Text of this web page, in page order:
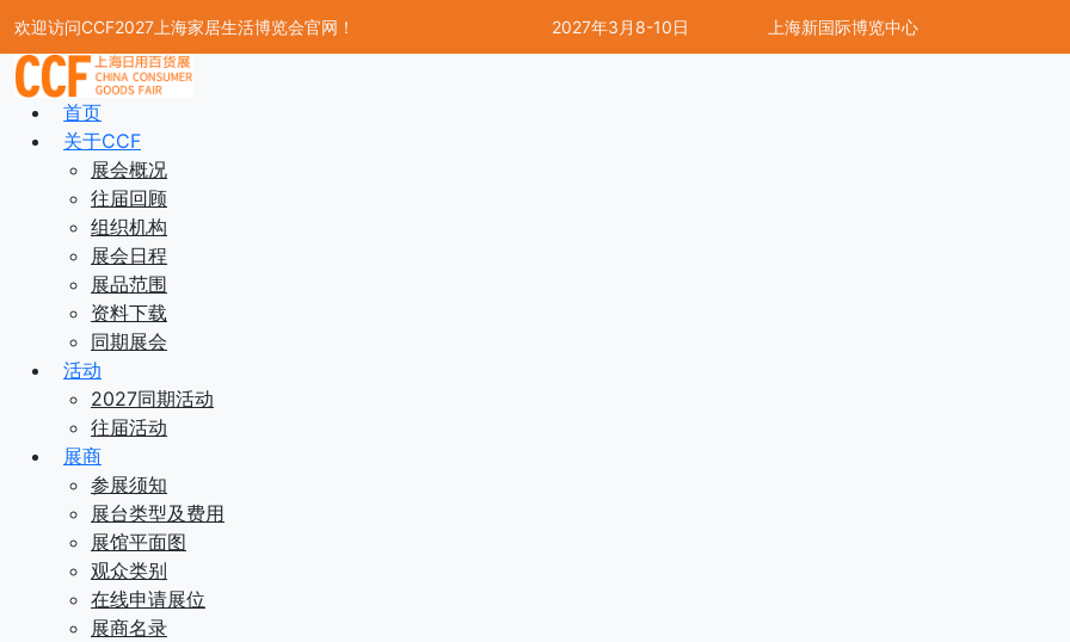
欢迎访问CCF2027上海家居生活博览会官网！ 2027年3月8-10日 上海新国际博览中心
首页
关于CCF
展会概况
往届回顾
组织机构
展会日程
展品范围
资料下载
同期展会
活动
2027同期活动
往届活动
展商
参展须知
展台类型及费用
展馆平面图
观众类别
在线申请展位
展商名录